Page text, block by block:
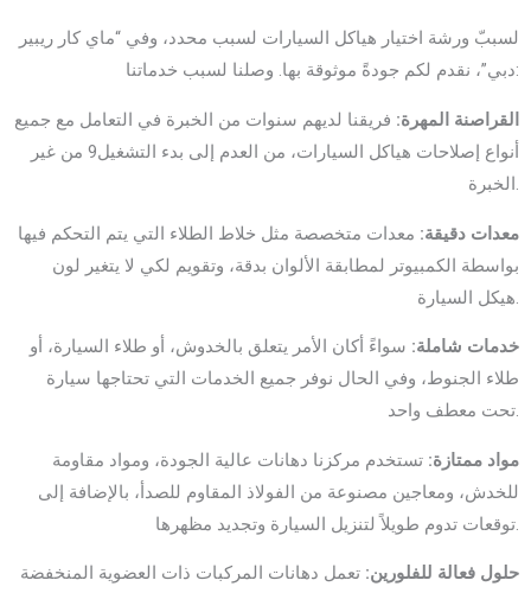
لسببّ ورشة اختيار هياكل السيارات لسبب محدد، وفي “ماي كار ريبير
دبي”، نقدم لكم جودةً موثوقة بها. وصلنا لسبب خدماتنا:
القراصنة المهرة: فريقنا لديهم سنوات من الخبرة في التعامل مع جميع
أنواع إصلاحات هياكل السيارات، من العدم إلى بدء التشغيل9 من غير
الخبرة.
معدات دقيقة: معدات متخصصة مثل خلاط الطلاء التي يتم التحكم فيها
بواسطة الكمبيوتر لمطابقة الألوان بدقة، وتقويم لكي لا يتغير لون
هيكل السيارة.
خدمات شاملة: سواءً أكان الأمر يتعلق بالخدوش، أو طلاء السيارة، أو
طلاء الجنوط، وفي الحال نوفر جميع الخدمات التي تحتاجها سيارة
تحت معطف واحد.
مواد ممتازة: تستخدم مركزنا دهانات عالية الجودة، ومواد مقاومة
للخدش، ومعاجين مصنوعة من الفولاذ المقاوم للصدأ، بالإضافة إلى
توقعات تدوم طويلاً لتنزيل السيارة وتجديد مظهرها.
حلول فعالة للفلورين: تعمل دهانات المركبات ذات العضوية المنخفضة